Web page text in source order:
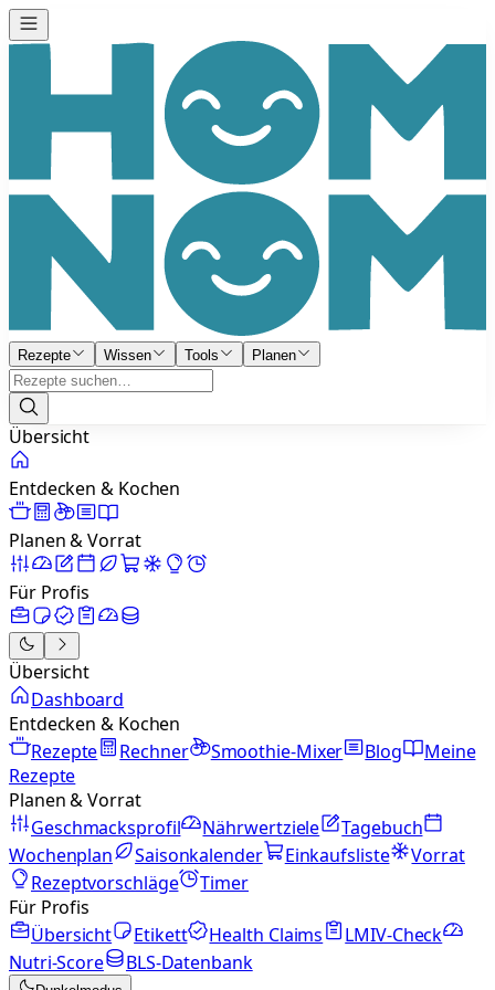
Rezepte Wissen Tools Planen
Übersicht
Entdecken & Kochen
Planen & Vorrat
Für Profis
Übersicht
Dashboard
Entdecken & Kochen
Rezepte
Rechner Smoothie-Mixer Blog
Meine
Rezepte
Planen & Vorrat
Geschmacksprofil
Nährwertziele
Tagebuch
Wochenplan
Saisonkalender Einkaufsliste
Vorrat
Rezeptvorschläge
Timer
Für Profis
Übersicht
Etikett Health Claims
LMIV-Check
Nutri-Score
BLS-Datenbank